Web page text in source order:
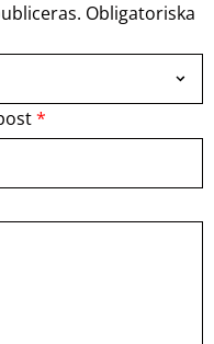
Obligatoriska
*